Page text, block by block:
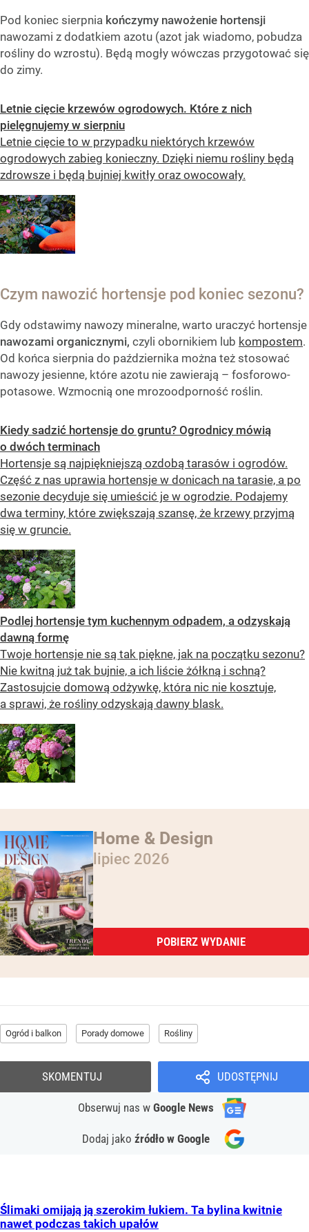
Pod koniec sierpnia kończymy nawożenie hortensji
nawozami z dodatkiem azotu (azot jak wiadomo, pobudza
rośliny do wzrostu). Będą mogły wówczas przygotować się
do zimy.
Letnie cięcie krzewów ogrodowych. Które z nich
pielęgnujemy w sierpniu
Letnie cięcie to w przypadku niektórych krzewów
ogrodowych zabieg konieczny. Dzięki niemu rośliny będą
zdrowsze i będą bujniej kwitły oraz owocowały.
Czym nawozić hortensje pod koniec sezonu?
Gdy odstawimy nawozy mineralne, warto uraczyć hortensje
nawozami organicznymi, czyli obornikiem lub kompostem.
Od końca sierpnia do października można też stosować
nawozy jesienne, które azotu nie zawierają – fosforowo-
potasowe. Wzmocnią one mrozoodporność roślin.
Kiedy sadzić hortensje do gruntu? Ogrodnicy mówią
o dwóch terminach
Hortensje są najpiękniejszą ozdobą tarasów i ogrodów.
Część z nas uprawia hortensje w donicach na tarasie, a po
sezonie decyduje się umieścić je w ogrodzie. Podajemy
dwa terminy, które zwiększają szansę, że krzewy przyjmą
się w gruncie.
Podlej hortensje tym kuchennym odpadem, a odzyskają
dawną formę
Twoje hortensje nie są tak piękne, jak na początku sezonu?
Nie kwitną już tak bujnie, a ich liście żółkną i schną?
Zastosujcie domową odżywkę, która nic nie kosztuje,
a sprawi, że rośliny odzyskają dawny blask.
Home & Design
lipiec 2026
POBIERZ WYDANIE
Ogród i balkon Porady domowe Rośliny
UDOSTĘPNIJ
Obserwuj nas w Google News
Dodaj jako źródło w Google
SKOMENTUJ
Ślimaki omijają ją szerokim łukiem. Ta bylina kwitnie
nawet podczas takich upałów